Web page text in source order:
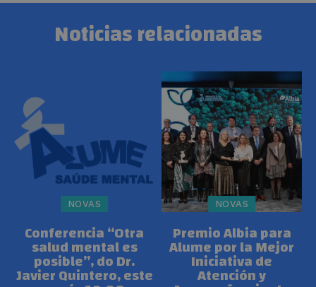
Noticias relacionadas
NOVAS
Conferencia “Otra
salud mental es
posible”, do Dr.
Javier Quintero, este
NOVAS
Premio Albia para
Alume por la Mejor
Iniciativa de
Atención y